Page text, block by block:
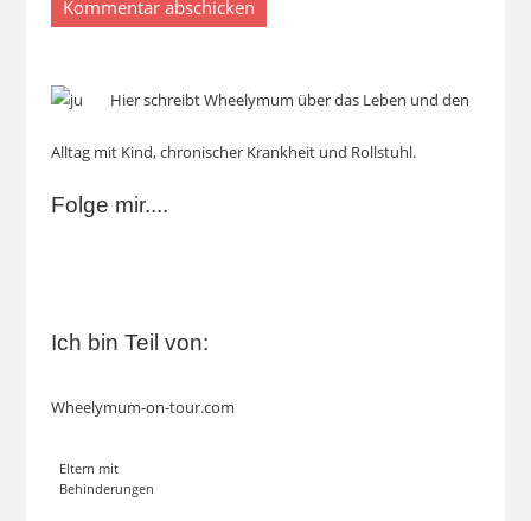
Hier schreibt Wheelymum über das Leben und den
Alltag mit Kind, chronischer Krankheit und Rollstuhl.
Folge mir....
Ich bin Teil von:
Wheelymum-on-tour.com
Eltern mit
Behinderungen